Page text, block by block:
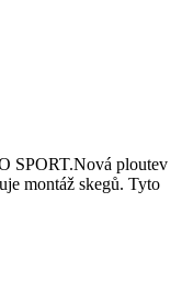
SPORT.Nová ploutev
montáž skegů. Tyto